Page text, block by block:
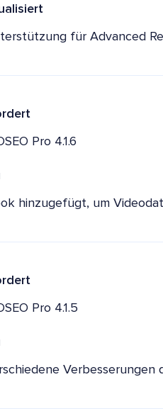
für Advanced
Pro 4.1.6
hinzugefügt, um
Pro 4.1.5
Verbesserungen